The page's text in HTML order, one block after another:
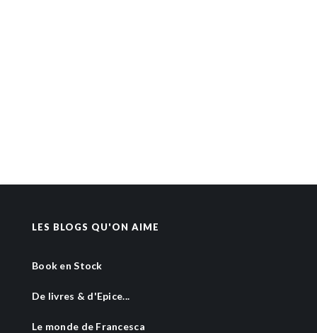
LES BLOGS QU'ON AIME
Book en Stock
De livres & d'Epice...
Le monde de Francesca